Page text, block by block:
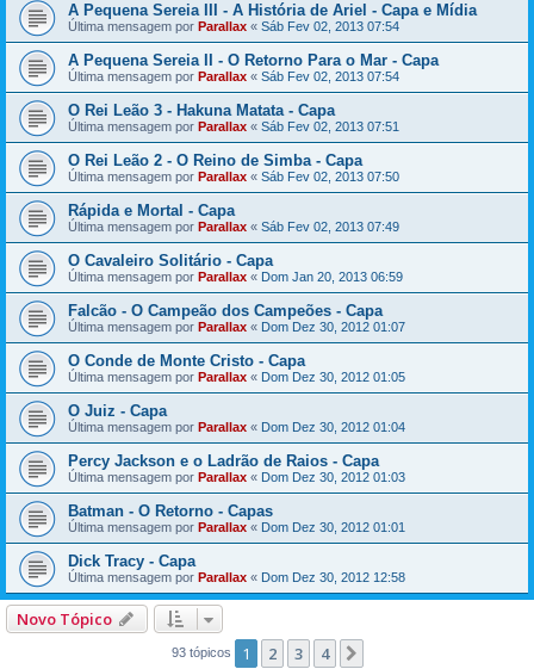
A Pequena Sereia III - A História de Ariel - Capa e Mídia
Última mensagem por Parallax « Sáb Fev 02, 2013 07:54
A Pequena Sereia II - O Retorno Para o Mar - Capa
Última mensagem por Parallax « Sáb Fev 02, 2013 07:54
O Rei Leão 3 - Hakuna Matata - Capa
Última mensagem por Parallax « Sáb Fev 02, 2013 07:51
O Rei Leão 2 - O Reino de Simba - Capa
Última mensagem por Parallax « Sáb Fev 02, 2013 07:50
Rápida e Mortal - Capa
Última mensagem por Parallax « Sáb Fev 02, 2013 07:49
O Cavaleiro Solitário - Capa
Última mensagem por Parallax « Dom Jan 20, 2013 06:59
Falcão - O Campeão dos Campeões - Capa
Última mensagem por Parallax « Dom Dez 30, 2012 01:07
O Conde de Monte Cristo - Capa
Última mensagem por Parallax « Dom Dez 30, 2012 01:05
O Juiz - Capa
Última mensagem por Parallax « Dom Dez 30, 2012 01:04
Percy Jackson e o Ladrão de Raios - Capa
Última mensagem por Parallax « Dom Dez 30, 2012 01:03
Batman - O Retorno - Capas
Última mensagem por Parallax « Dom Dez 30, 2012 01:01
Dick Tracy - Capa
Última mensagem por Parallax « Dom Dez 30, 2012 12:58
Novo Tópico
93 tópicos 1 2 3 4